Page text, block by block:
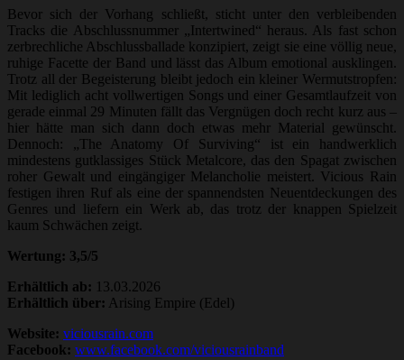
Bevor sich der Vorhang schließt, sticht unter den verbleibenden
Tracks die Abschlussnummer „Intertwined“ heraus. Als fast schon
zerbrechliche Abschlussballade konzipiert, zeigt sie eine völlig neue,
ruhige Facette der Band und lässt das Album emotional ausklingen.
Trotz all der Begeisterung bleibt jedoch ein kleiner Wermutstropfen:
Mit lediglich acht vollwertigen Songs und einer Gesamtlaufzeit von
gerade einmal 29 Minuten fällt das Vergnügen doch recht kurz aus –
hier hätte man sich dann doch etwas mehr Material gewünscht.
Dennoch: „The Anatomy Of Surviving“ ist ein handwerklich
mindestens gutklassiges Stück Metalcore, das den Spagat zwischen
roher Gewalt und eingängiger Melancholie meistert. Vicious Rain
festigen ihren Ruf als eine der spannendsten Neuentdeckungen des
Genres und liefern ein Werk ab, das trotz der knappen Spielzeit
kaum Schwächen zeigt.
Wertung: 3,5/5
Erhältlich ab: 13.03.2026
Erhältlich über: Arising Empire (Edel)
Website: viciousrain.com
Facebook: www.facebook.com/viciousrainband